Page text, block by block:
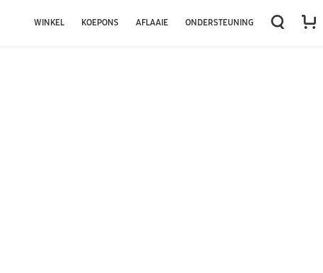
WINKEL KOEPONS AFLAAIE ONDERSTEUNING